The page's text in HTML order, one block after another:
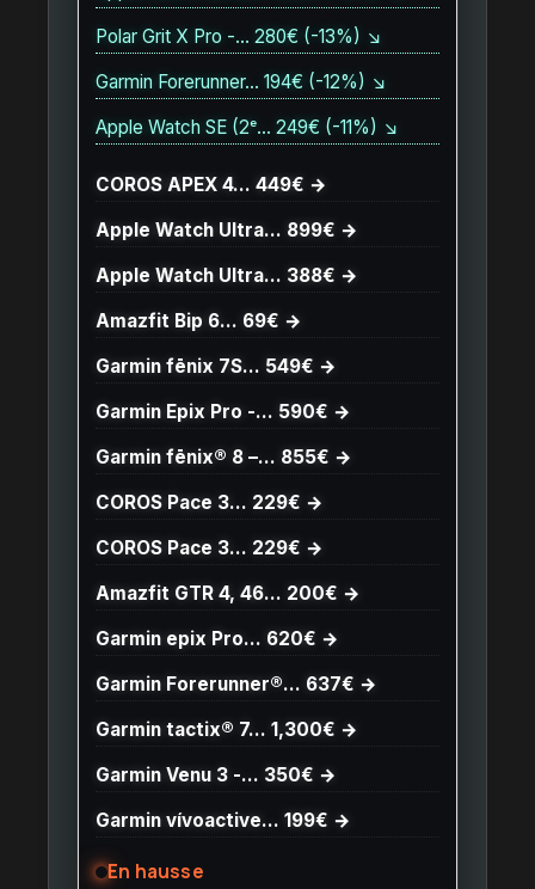
Polar Grit X Pro -… 280€ (-13%) ↘
Garmin Forerunner… 194€ (-12%) ↘
Apple Watch SE (2ᵉ… 249€ (-11%) ↘
COROS APEX 4… 449€ →
Apple Watch Ultra… 899€ →
Apple Watch Ultra… 388€ →
Amazfit Bip 6… 69€ →
Garmin fēnix 7S… 549€ →
Garmin Epix Pro -… 590€ →
Garmin fēnix® 8 –… 855€ →
COROS Pace 3… 229€ →
COROS Pace 3… 229€ →
Amazfit GTR 4, 46… 200€ →
Garmin epix Pro… 620€ →
Garmin Forerunner®… 637€ →
Garmin tactix® 7… 1,300€ →
Garmin Venu 3 -… 350€ →
Garmin vívoactive… 199€ →
En hausse